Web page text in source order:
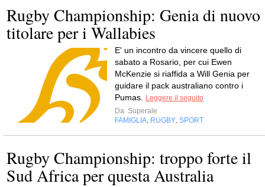
Rugby Championship: Genia di nuovo
titolare per i Wallabies
E' un incontro da vincere quello di
sabato a Rosario, per cui Ewen
McKenzie si riaffida a Will Genia per
guidare il pack australiano contro i
Pumas.
Leggere il seguito
Da Superale
FAMIGLIA RUGBY SPORT
Rugby Championship: troppo forte il
Sud Africa per questa Australia